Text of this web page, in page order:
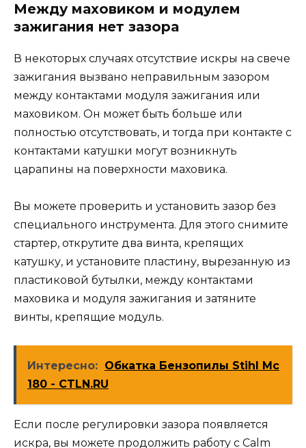
Между маховиком и модулем
зажигания нет зазора
В некоторых случаях отсутствие искры на свече
зажигания вызвано неправильным зазором
между контактами модуля зажигания или
маховиком. Он может быть больше или
полностью отсутствовать, и тогда при контакте с
контактами катушки могут возникнуть
царапины на поверхности маховика.
Вы можете проверить и установить зазор без
специального инструмента. Для этого снимите
стартер, открутите два винта, крепящих
катушку, и установите пластину, вырезанную из
пластиковой бутылки, между контактами
маховика и модуля зажигания и затяните
винты, крепящие модуль.
Интересно: Обкатка Бензопилы Stihl Мс
180 - CTLN.RU
Если после регулировки зазора появляется
искра, вы можете продолжить работу с Calm